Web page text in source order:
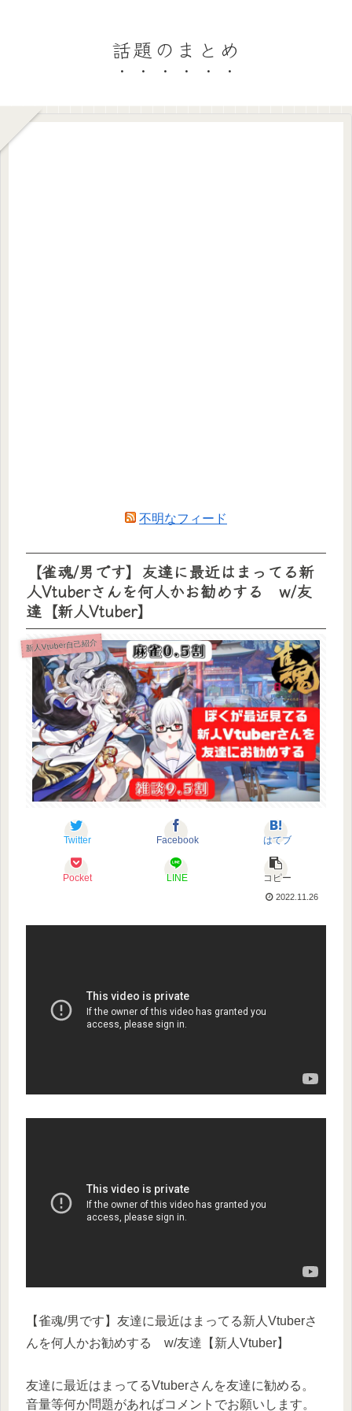
話題のまとめ
不明なフィード
【雀魂/男です】友達に最近はまってる新
人Vtuberさんを何人かお勧めする w/友
達【新人Vtuber】
新人Vtuber自己紹介
Twitter Facebook はてブ
Pocket LINE コピー
2022.11.26
【雀魂/男です】友達に最近はまってる新人Vtuberさ
んを何人かお勧めする w/友達【新人Vtuber】
友達に最近はまってるVtuberさんを友達に勧める。
音量等何か問題があればコメントでお願いします。